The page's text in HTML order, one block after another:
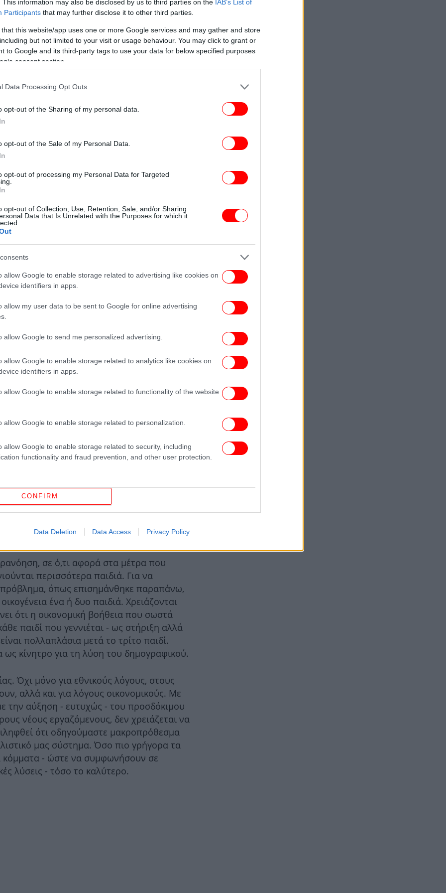
This information may also be disclosed by us to third parties on the IAB’s List of
Participants that may further disclose it to other third parties.
that this website/app uses one or more Google services and may gather and store
but not limited to your visit or usage behaviour. You may click to grant or
to Google and its third-party tags to use your data for below specified purposes
consent section.
Data Processing Opt Outs
opt-out of the Sharing of my personal data.
opt-out of the Sale of my Personal Data.
opt-out of processing my Personal Data for Targeted
opt-out of Collection, Use, Retention, Sale, and/or Sharing
Data that Is Unrelated with the Purposes for which it
allow Google to enable storage related to advertising like cookies on
identifiers in apps.
allow my user data to be sent to Google for online advertising
allow Google to send me personalized advertising.
allow Google to enable storage related to analytics like cookies on
identifiers in apps.
allow Google to enable storage related to functionality of the website
allow Google to enable storage related to personalization.
allow Google to enable storage related to security, including
functionality and fraud prevention, and other user protection.
CONFIRM
Data Deletion Data Access Privacy Policy
ηλικία - πράγμα που σημαίνει εργάζονται,
εισφορές και κάνουν οικογένεια,
Με το σημερινό μέσο μισθό στην
αδύνατο. Όσο όμως συνεχίζουμε σε μια
να ελπίζουμε. Εάν επιστρέψουν - όσοι
συμβάλουν στην επίλυση του
συνθήκες και αυτό μοιάζει εξαιρετικά
ζευγάρι στη λύση του δημογραφικού
από δυο παιδιά. Πολύ απλά, οι δυο
θα πρέπει να αφήσουν πίσω τους
στην Ελλάδα; Οι νέοι άνθρωποι που το
είναι εξαιρετικά δύσκολο, γι αυτό πολλοί
μητέρα που δεν έχει βοήθεια στο
παιδικό σταθμό ξέρει ότι για να πάει
πρέπει πρακτικά ή να μην εργάζεται ή
Χωρίς ολοήμερο παιδικό σταθμό,
δυνατότητα για ολοήμερο δημοτικό
όσους θέλουν να κάνουν οικογένεια.
σκανδιναβικές χώρες που τα έχουν όλα
δημογραφικό πρόβλημα.
σε ό,τι αφορά στα μέτρα που
περισσότερα παιδιά. Για να
όπως επισημάνθηκε παραπάνω,
ένα ή δυο παιδιά. Χρειάζονται
ότι η οικονομική βοήθεια που σωστά
παιδί που γεννιέται - ως στήριξη αλλά
πολλαπλάσια μετά το τρίτο παιδί.
ως κίνητρο για τη λύση του δημογραφικού.
Όχι μόνο για εθνικούς λόγους, στους
αλλά και για λόγους οικονομικούς. Με
την αύξηση - ευτυχώς - του προσδόκιμου
νέους εργαζόμενους, δεν χρειάζεται να
ότι οδηγούμαστε μακροπρόθεσμα
μας σύστημα. Όσο πιο γρήγορα τα
κόμματα - ώστε να συμφωνήσουν σε
λύσεις - τόσο το καλύτερο.